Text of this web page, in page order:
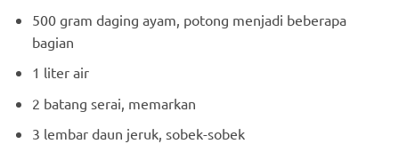
500 gram daging ayam, potong menjadi beberapa
bagian
1 liter air
2 batang serai, memarkan
3 lembar daun jeruk, sobek-sobek